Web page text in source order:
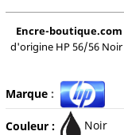
Encre-boutique.com
d'origine HP 56/56 Noir
Marque:
Couleur : Noir